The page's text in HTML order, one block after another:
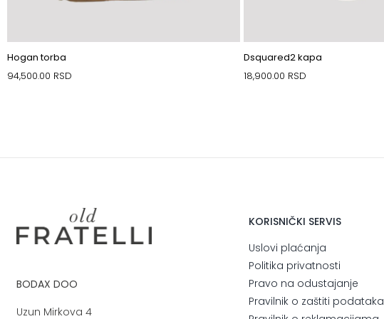
Hogan torba
94,500.00 RSD
Dsquared2 kapa
18,900.00 RSD
BODAX DOO
Uzun Mirkova 4
KORISNIČKI SERVIS
Uslovi plaćanja
Politika privatnosti
Pravo na odustajanje
Pravilnik o zaštiti podataka